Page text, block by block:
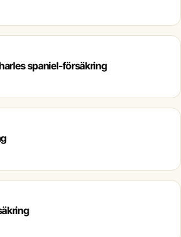
spaniel-försäkring